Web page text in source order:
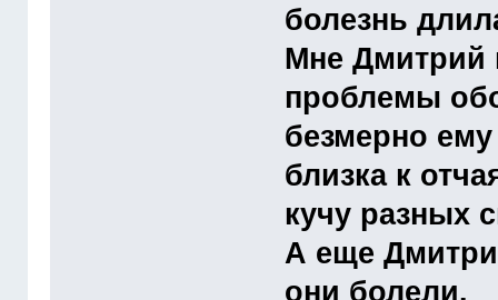
болезнь
Мне Дмитрий
проблемы
безмерно
близка к
кучу разных
А еще
они болели.